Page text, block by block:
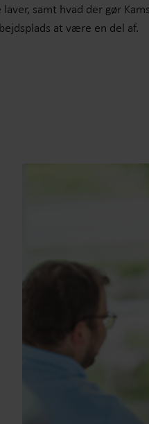
laver, samt hvad der gør
at være en del af.